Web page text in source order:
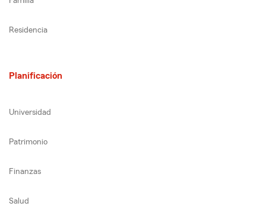
Residencia
Planificación
Universidad
Patrimonio
Finanzas
Salud